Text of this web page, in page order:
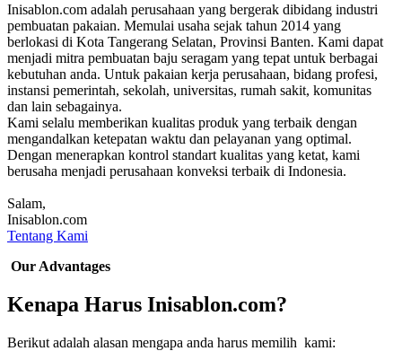
Inisablon.com adalah perusahaan yang bergerak dibidang industri
pembuatan pakaian. Memulai usaha sejak tahun 2014 yang
berlokasi di Kota Tangerang Selatan, Provinsi Banten. Kami dapat
menjadi mitra pembuatan baju seragam yang tepat untuk berbagai
kebutuhan anda. Untuk pakaian kerja perusahaan, bidang profesi,
instansi pemerintah, sekolah, universitas, rumah sakit, komunitas
dan lain sebagainya.
Kami selalu memberikan kualitas produk yang terbaik dengan
mengandalkan ketepatan waktu dan pelayanan yang optimal.
Dengan menerapkan kontrol standart kualitas yang ketat, kami
berusaha menjadi perusahaan konveksi terbaik di Indonesia.
Salam,
Inisablon.com
Tentang Kami
Our Advantages
Kenapa Harus Inisablon.com?
Berikut adalah alasan mengapa anda harus memilih kami: